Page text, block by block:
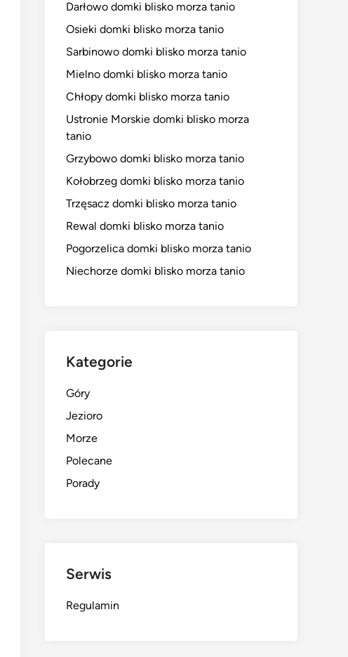
Darłowo domki blisko morza tanio
Osieki domki blisko morza tanio
Sarbinowo domki blisko morza tanio
Mielno domki blisko morza tanio
Chłopy domki blisko morza tanio
Ustronie Morskie domki blisko morza
tanio
Grzybowo domki blisko morza tanio
Kołobrzeg domki blisko morza tanio
Trzęsacz domki blisko morza tanio
Rewal domki blisko morza tanio
Pogorzelica domki blisko morza tanio
Niechorze domki blisko morza tanio
Kategorie
Góry
Jezioro
Morze
Polecane
Porady
Serwis
Regulamin